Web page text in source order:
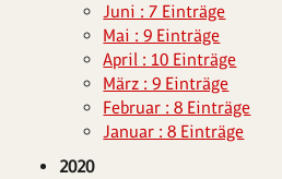
Juni : 7 Einträge
Mai : 9 Einträge
April : 10 Einträge
März : 9 Einträge
Februar : 8 Einträge
Januar : 8 Einträge
2020